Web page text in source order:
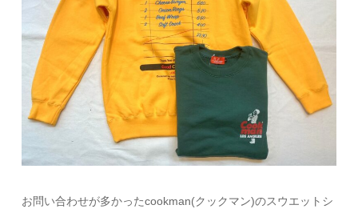
お問い合わせが多かったcookman(クックマン)のスウエットシ